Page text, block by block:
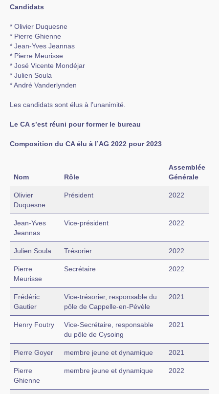
Candidats
* Olivier Duquesne
* Pierre Ghienne
* Jean-Yves Jeannas
* Pierre Meurisse
* José Vicente Mondéjar
* Julien Soula
* André Vanderlynden
Les candidats sont élus à l’unanimité.
Le CA s’est réuni pour former le bureau
Composition du CA élu à l’AG 2022 pour 2023
Nom Rôle
Assemblée
Générale
Olivier
Duquesne
Président 2022
Jean-Yves
Jeannas
Vice-président 2022
Julien Soula Trésorier 2022
Pierre
Meurisse
Secrétaire 2022
Frédéric
Gautier
Vice-trésorier, responsable du
pôle de Cappelle-en-Pévèle
2021
Henry Foutry
Vice-Secrétaire, responsable
du pôle de Cysoing
2021
Pierre Goyer membre jeune et dynamique 2021
Pierre
Ghienne
membre jeune et dynamique 2022